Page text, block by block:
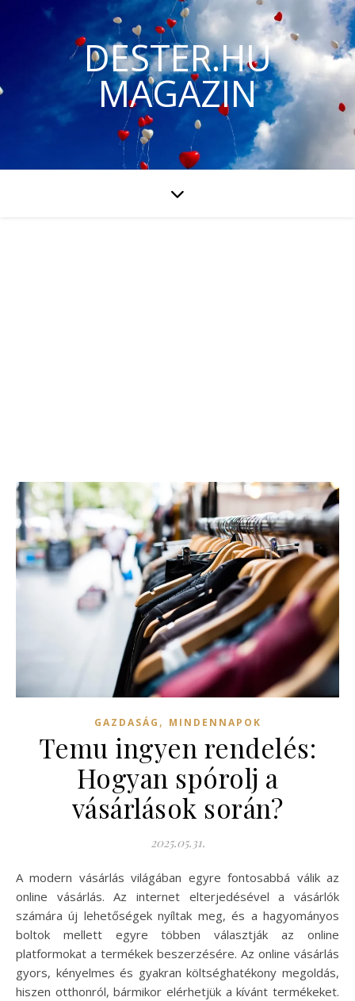
DESTER.HU
MAGAZIN
GAZDASÁG , MINDENNAPOK
Temu ingyen rendelés:
Hogyan spórolj a
vásárlások során?
2025.05.31.
A modern vásárlás világában egyre fontosabbá válik az
online vásárlás. Az internet elterjedésével a vásárlók
számára új lehetőségek nyíltak meg, és a hagyományos
boltok mellett egyre többen választják az online
platformokat a termékek beszerzésére. Az online vásárlás
gyors, kényelmes és gyakran költséghatékony megoldás,
hiszen otthonról, bármikor elérhetjük a kívánt termékeket.